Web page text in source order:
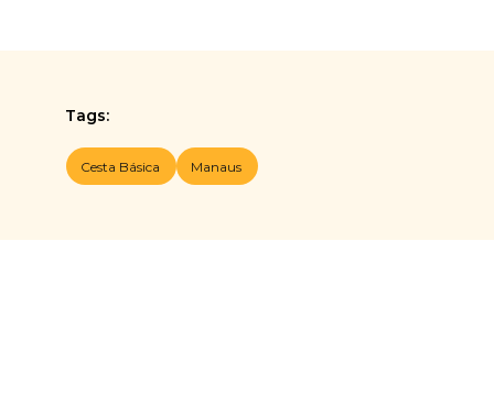
Tags:
Cesta Básica Manaus